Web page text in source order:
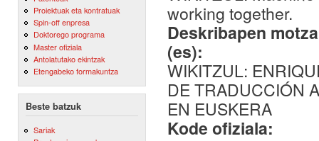
Proiektuak eta kontratuak
Spin-off enpresa
Doktorego programa
Master ofiziala
Antolatutako ekintzak
Etengabeko formakuntza
Beste batzuk
Sariak
working together.
Deskribapen
(es):
WIKITZUL:
DE TRADUCCIÓN
EN EUSKERA
Kode ofiziala: